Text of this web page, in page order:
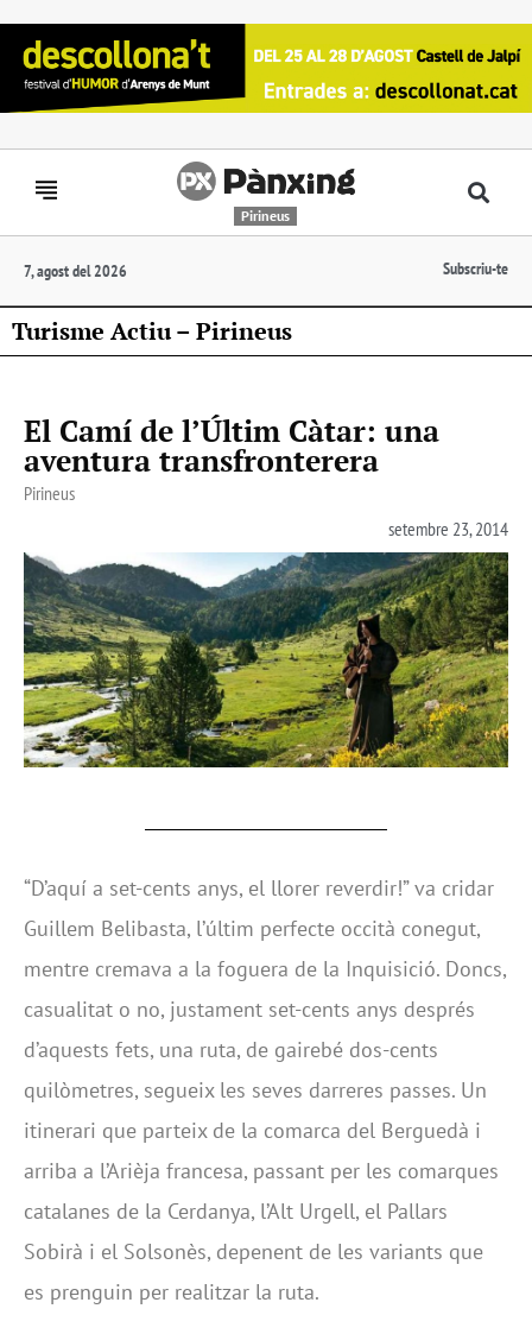
Pirineus
7, agost del 2026 Subscriu-te
Turisme Actiu – Pirineus
El Camí de l’Últim Càtar: una
aventura transfronterera
Pirineus
setembre 23, 2014
“D’aquí a set-cents anys, el llorer reverdir!” va cridar
Guillem Belibasta, l’últim perfecte occità conegut,
mentre cremava a la foguera de la Inquisició. Doncs,
casualitat o no, justament set-cents anys després
d’aquests fets, una ruta, de gairebé dos-cents
quilòmetres, segueix les seves darreres passes. Un
itinerari que parteix de la comarca del Berguedà i
arriba a l’Arièja francesa, passant per les comarques
catalanes de la Cerdanya, l’Alt Urgell, el Pallars
Sobirà i el Solsonès, depenent de les variants que
es prenguin per realitzar la ruta.